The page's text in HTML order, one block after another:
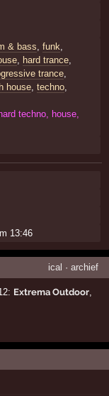
& bass, funk,
, hard trance,
trance,
house, techno,
techno, house,
13:46
ical · archief
Extrema Outdoor